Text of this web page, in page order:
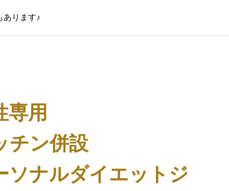
あります♪
専用
チン併設
ソナルダイエットジ